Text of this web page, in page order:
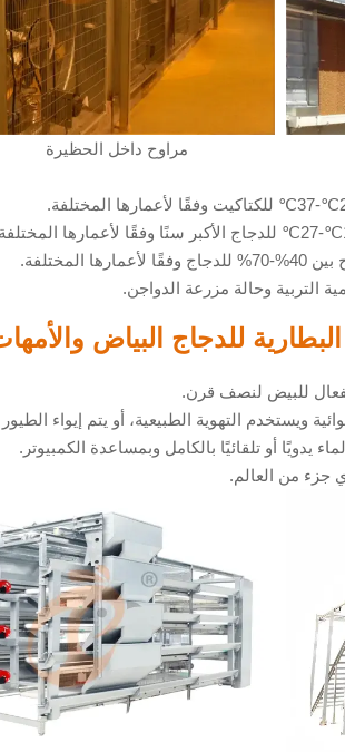
مراوح داخل الحظيرة
التربية وحالة مزرعة الدواجن.
للدجاج البياض
للبيض لنصف قرن.
ويستخدم التهوية الطبيعية، أو يتم إيواء
يدويًا أو تلقائيًا بالكامل وبمساعدة الكمبيوتر.